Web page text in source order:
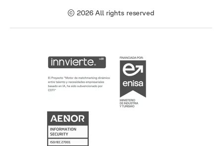
© 2026 All rights reserved